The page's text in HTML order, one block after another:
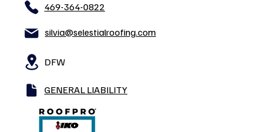
469-364-0822
silvia@selestialroofing.com
DFW
GENERAL LIABILITY